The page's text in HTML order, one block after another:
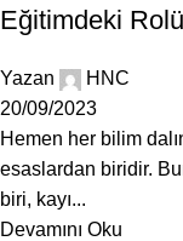
Eğitimdeki Rolü
Yazan
HNC
20/09/2023
Hemen her bilim
esaslardan biridir.
biri, kayı...
Devamını Oku